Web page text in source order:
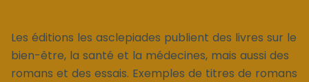
Les éditions les asclepiades publient des livres sur le
bien-être, la santé et la médecines, mais aussi des
romans et des essais. Exemples de titres de romans